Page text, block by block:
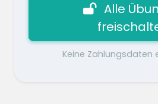
Alle
Keine Zahlungsdaten